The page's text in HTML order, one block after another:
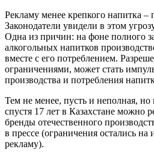
Рекламу менее крепкого напитка –
Законодатели увидели в этом
Одна из причин: на фоне полного
алкогольных напитков
вместе с его потреблением.
ограничениями, может стать
производства и потребления
Тем не менее, пусть и неполная,
спустя 17 лет в Казахстане можно
бренды отечественного
в прессе (ограничения остались
рекламу).